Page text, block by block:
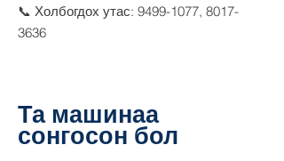
📞 Холбогдох утас: 9499-1077, 8017-
3636
Та машинаа
сонгосон бол